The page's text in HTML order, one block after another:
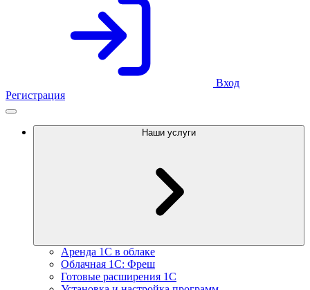
Вход
Регистрация
Наши услуги
Аренда 1С в облаке
Облачная 1С: Фреш
Готовые расширения 1С